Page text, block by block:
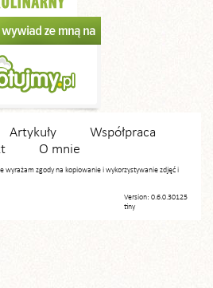
Artykuły
Współpraca
O mnie
wyrażam zgody na kopiowanie i wykorzystywanie zdjęć i
Version: 0.6.0.30125
tiny